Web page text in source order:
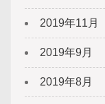
2019年11月
2019年9月
2019年8月